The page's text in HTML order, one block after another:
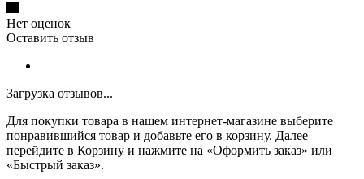
Нет оценок
Оставить отзыв
Загрузка отзывов...
Для покупки товара в нашем интернет-магазине выберите
понравившийся товар и добавьте его в корзину. Далее
перейдите в Корзину и нажмите на «Оформить заказ» или
«Быстрый заказ».